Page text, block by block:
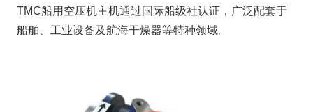
TMC船用空压机主机通过国际船级社认证，广泛配套于
船舶、工业设备及航海干燥器等特种领域。 ‌